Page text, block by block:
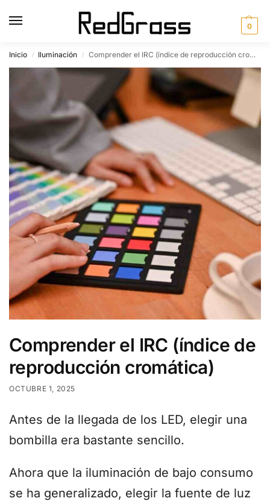
0
Inicio / Iluminación / Comprender el IRC (índice de reproducción cromática)
Comprender el IRC (índice de
reproducción cromática)
OCTUBRE 1, 2025
Antes de la llegada de los LED, elegir una
bombilla era bastante sencillo.
Ahora que la iluminación de bajo consumo
se ha generalizado, elegir la fuente de luz